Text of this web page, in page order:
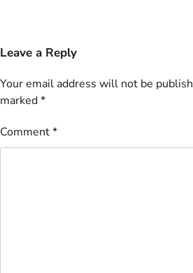
Leave a Reply
Your email address will not be
marked*
Comment*